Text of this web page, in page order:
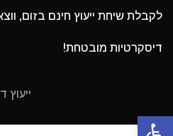
פתח סרגל
לקבלת שיחת ייעוץ חינם בזום,
דיסקרטיות מובטחת!
ייעוץ